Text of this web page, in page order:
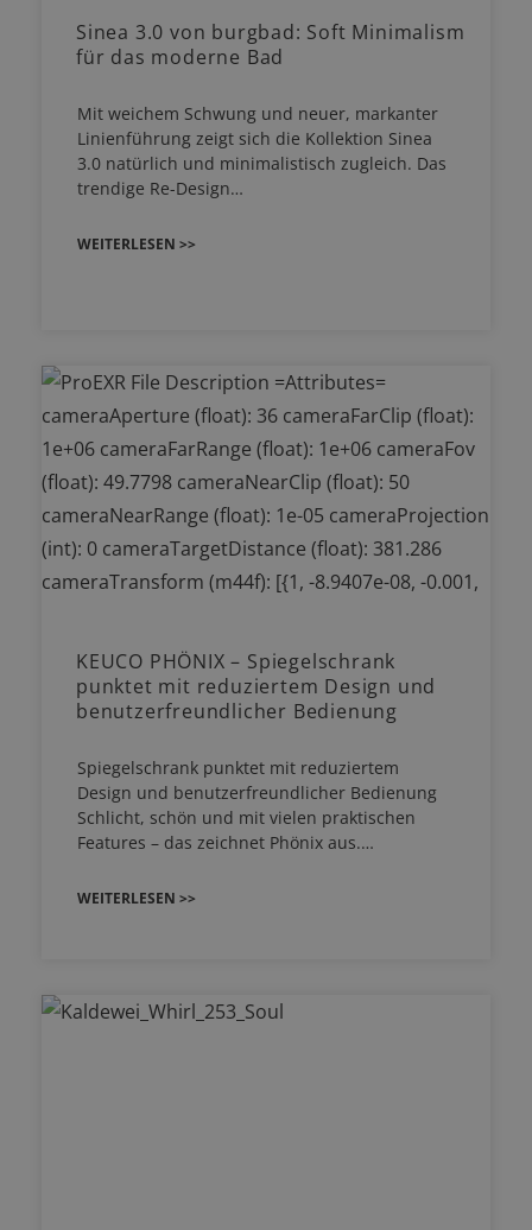
Sinea 3.0 von burgbad: Soft Minimalism
für das moderne Bad
Mit weichem Schwung und neuer, markanter
Linienführung zeigt sich die Kollektion Sinea
3.0 natürlich und minimalistisch zugleich. Das
trendige Re-Design…
WEITERLESEN >>
KEUCO PHÖNIX – Spiegelschrank
punktet mit reduziertem Design und
benutzerfreundlicher Bedienung
Spiegelschrank punktet mit reduziertem
Design und benutzerfreundlicher Bedienung
Schlicht, schön und mit vielen praktischen
Features – das zeichnet Phönix aus.…
WEITERLESEN >>